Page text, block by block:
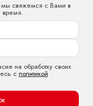
мы свяжемся с Вами в
на обработку своих
с политикой